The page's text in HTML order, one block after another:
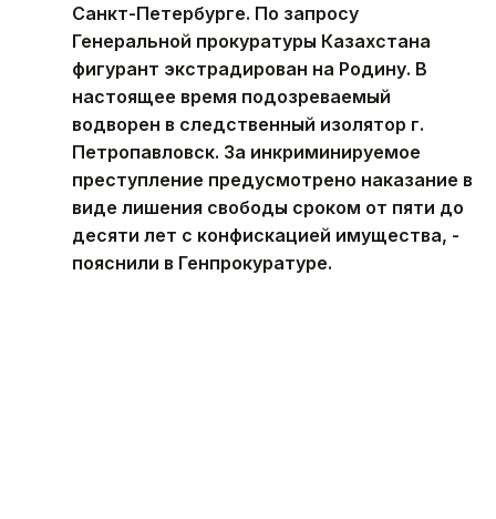
Санкт-Петербурге. По запросу
Генеральной прокуратуры Казахстана
фигурант экстрадирован на Родину. В
настоящее время подозреваемый
водворен в следственный изолятор г.
Петропавловск. За инкриминируемое
преступление предусмотрено наказание в
виде лишения свободы сроком от пяти до
десяти лет с конфискацией имущества, -
пояснили в Генпрокуратуре.